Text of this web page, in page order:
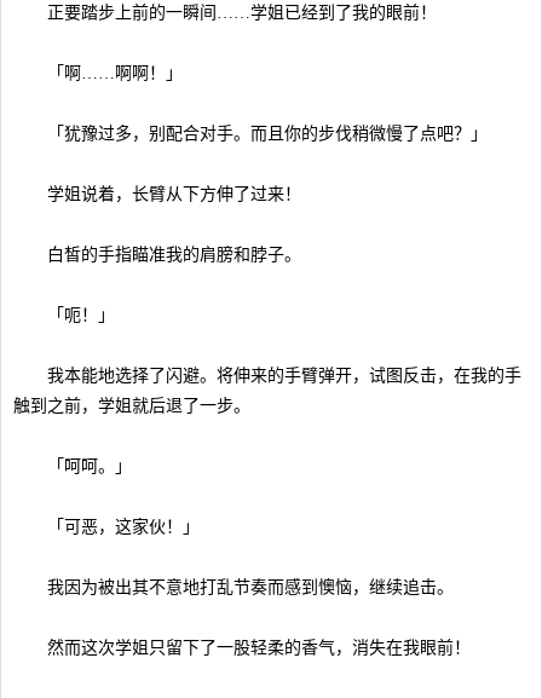
正要踏步上前的一瞬间……学姐已经到了我的眼前！
「啊……啊啊！」
「犹豫过多，别配合对手。而且你的步伐稍微慢了点吧？」
学姐说着，长臂从下方伸了过来！
白皙的手指瞄准我的肩膀和脖子。
「呃！」
我本能地选择了闪避。将伸来的手臂弹开，试图反击，在我的手
触到之前，学姐就后退了一步。
「呵呵。」
「可恶，这家伙！」
我因为被出其不意地打乱节奏而感到懊恼，继续追击。
然而这次学姐只留下了一股轻柔的香气，消失在我眼前！